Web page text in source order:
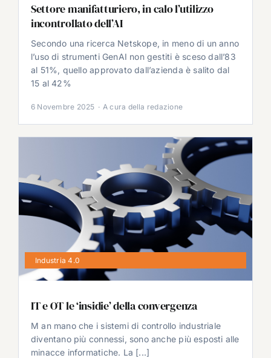
Settore manifatturiero, in calo l’utilizzo
incontrollato dell’AI
Secondo una ricerca Netskope, in meno di un anno
l’uso di strumenti GenAI non gestiti è sceso dall’83
al 51%, quello approvato dall’azienda è salito dal
15 al 42%
6 Novembre 2025 · A cura della redazione
Industria 4.0
IT e OT le ‘insidie’ della convergenza
M an mano che i sistemi di controllo industriale
diventano più connessi, sono anche più esposti alle
minacce informatiche. La [...]